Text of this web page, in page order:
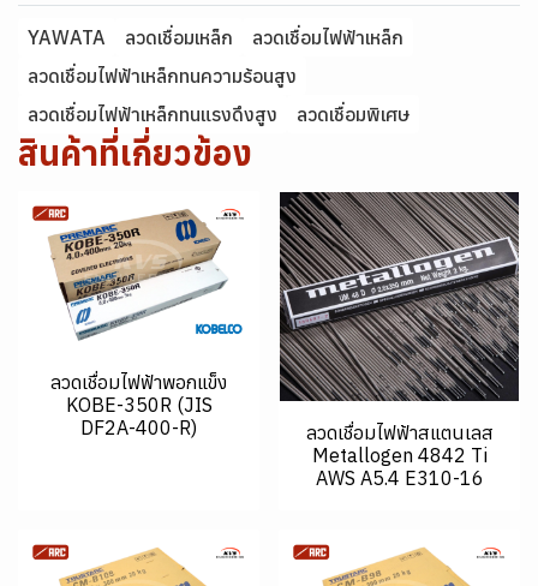
YAWATA ลวดเชื่อมเหล็ก
ลวดเชื่อมไฟฟ้าเหล็ก
ลวดเชื่อมไฟฟ้าเหล็กทนความร้อนสูง
ลวดเชื่อมไฟฟ้าเหล็กทนแรงดึงสูง
ลวดเชื่อมพิเศษ
สินค้าที่เกี่ยวข้อง
ลวดเชื่อมไฟฟ้าพอกแข็ง
KOBE-350R (JIS
DF2A-400-R)
ลวดเชื่อมไฟฟ้าสแตนเลส
Metallogen 4842 Ti
AWS A5.4 E310-16